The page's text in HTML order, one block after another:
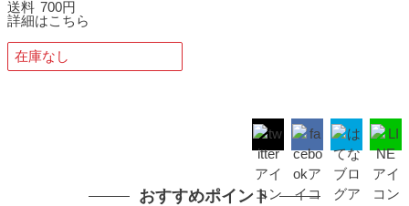
送料 700円
詳細はこちら
在庫なし
おすすめポイント